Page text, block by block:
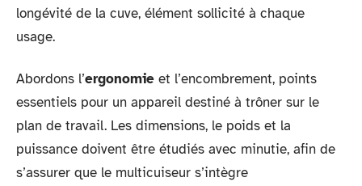
longévité de la cuve, élément sollicité à chaque
usage.
Abordons l’ergonomie et l’encombrement, points
essentiels pour un appareil destiné à trôner sur le
plan de travail. Les dimensions, le poids et la
puissance doivent être étudiés avec minutie, afin de
s’assurer que le multicuiseur s’intègre